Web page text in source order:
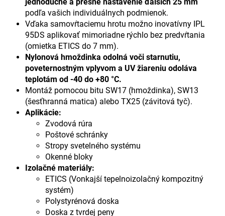
podľa vašich individuálnych podmienok.
Vďaka samovŕtaciemu hrotu možno inovatívny IPL
95DS aplikovať mimoriadne rýchlo bez predvŕtania
(omietka ETICS do 7 mm).
Nylonová hmoždinka odolná voči starnutiu,
poveternostným vplyvom a UV žiareniu odoláva
teplotám od -40 do +80 °C.
Montáž pomocou bitu SW17 (hmoždinka), SW13
(šesťhranná matica) alebo TX25 (závitová tyč).
Aplikácie:
Zvodová rúra
Poštové schránky
Stropy svetelného systému
Okenné bloky
Izolačné materiály:
ETICS (Vonkajší tepelnoizolačný kompozitný
systém)
Polystyrénová doska
Doska z tvrdej peny